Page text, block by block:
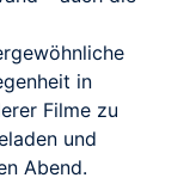
in
Filme zu
und
Abend.